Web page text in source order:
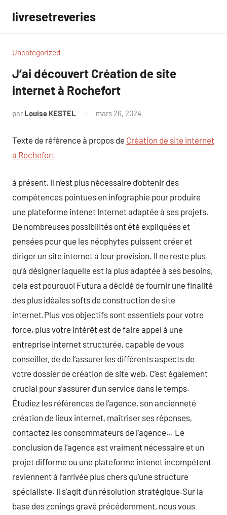
contenu
livresetreveries
Uncategorized
J’ai découvert Création de site
internet à Rochefort
par Louise KESTEL mars 26, 2024
Texte de référence à propos de Création de site internet
à Rochefort
à présent, il n’est plus nécessaire d’obtenir des
compétences pointues en infographie pour produire
une plateforme intenet Internet adaptée à ses projets.
De nombreuses possibilités ont été expliquées et
pensées pour que les néophytes puissent créer et
diriger un site internet à leur provision. Il ne reste plus
qu’à désigner laquelle est la plus adaptée à ses besoins,
cela est pourquoi Futura a décidé de fournir une finalité
des plus idéales softs de construction de site
internet.Plus vos objectifs sont essentiels pour votre
force, plus votre intérêt est de faire appel à une
entreprise internet structurée, capable de vous
conseiller, de de l’assurer les différents aspects de
votre dossier de création de site web. C’est également
crucial pour s’assurer d’un service dans le temps.
Étudiez les références de l’agence, son ancienneté
création de lieux internet, maîtriser ses réponses,
contactez les consommateurs de l’agence… Le
conclusion de l’agence est vraiment nécessaire et un
projet difforme ou une plateforme intenet incompétent
reviennent à l’arrivée plus chers qu’une structure
spécialiste. Il s’agit d’un résolution stratégique.Sur la
base des zonings gravé précédemment, nous vous